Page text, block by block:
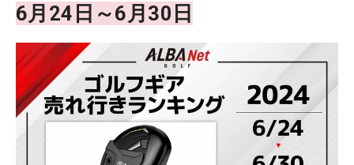
6月24日～6月30日